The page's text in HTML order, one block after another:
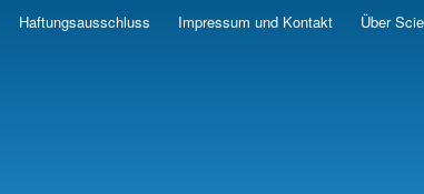
Skip
Haftungsausschluss Impressum und Kontakt Über